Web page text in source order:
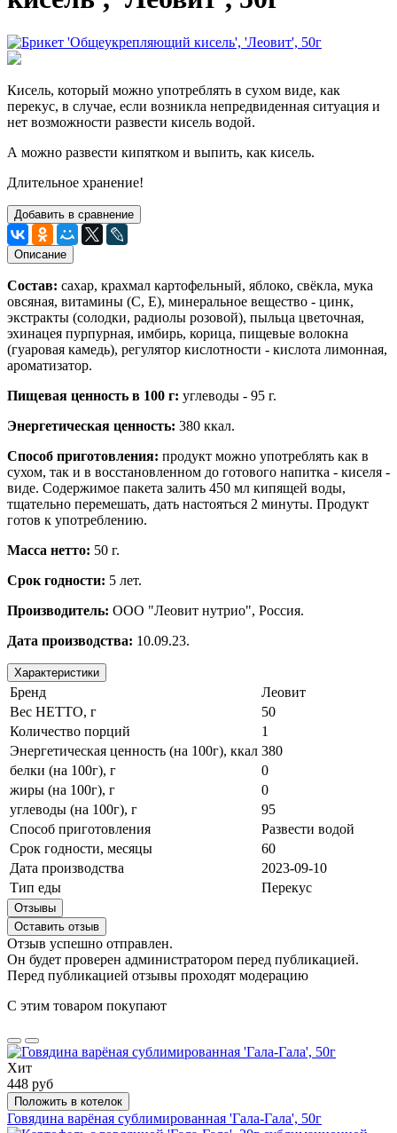
Кисель, который можно употреблять в сухом виде, как
перекус, в случае, если возникла непредвиденная ситуация и
нет возможности развести кисель водой.
А можно развести кипятком и выпить, как кисель.
Длительное хранение!
Добавить в сравнение
Описание
Состав: сахар, крахмал картофельный, яблоко, свёкла, мука
овсяная, витамины (С, Е), минеральное вещество - цинк,
экстракты (солодки, радиолы розовой), пыльца цветочная,
эхинацея пурпурная, имбирь, корица, пищевые волокна
(гуаровая камедь), регулятор кислотности - кислота лимонная,
ароматизатор.
Пищевая ценность в 100 г: углеводы - 95 г.
Энергетическая ценность: 380 ккал.
Способ приготовления: продукт можно употреблять как в
сухом, так и в восстановленном до готового напитка - киселя -
виде. Содержимое пакета залить 450 мл кипящей воды,
тщательно перемешать, дать настояться 2 минуты. Продукт
готов к употреблению.
Масса нетто: 50 г.
Срок годности: 5 лет.
Производитель: ООО "Леовит нутрио", Россия.
Дата производства: 10.09.23.
Характеристики
Бренд
Леовит
Вес НЕТТО, г
50
Количество порций
1
Энергетическая ценность (на 100г), ккал 380
белки (на 100г), г
0
жиры (на 100г), г
0
углеводы (на 100г), г
95
Способ приготовления
Развести водой
Срок годности, месяцы
60
Дата производства
2023-09-10
Тип еды
Перекус
Отзывы
Оставить отзыв
Отзыв успешно отправлен.
Он будет проверен администратором перед публикацией.
Перед публикацией отзывы проходят модерацию
С этим товаром покупают
Хит
448 руб
Положить в котелок
Говядина варёная сублимированная 'Гала-Гала', 50г